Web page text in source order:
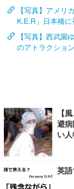
【写真】アメリ
K.E.R」日本橋
【写真】西武園
のアトラクショ
【
避
い
英